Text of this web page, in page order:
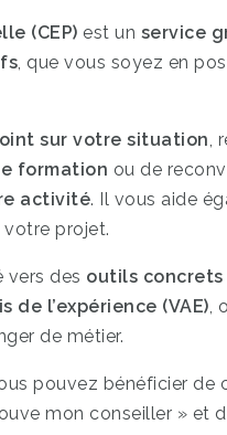
(CEP) est un service
, que vous soyez en
sur votre situation,
formation ou de
activité. Il vous aide
projet.
vers des outils concrets
l’expérience (VAE),
de métier.
pouvez bénéficier de
mon conseiller » et